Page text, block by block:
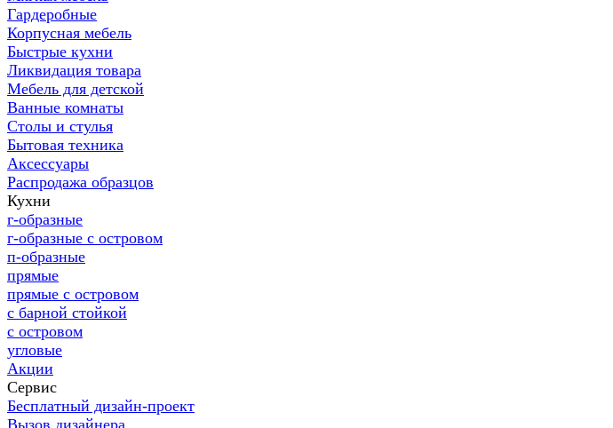
Гардеробные
Корпусная мебель
Быстрые кухни
Ликвидация товара
Мебель для детской
Ванные комнаты
Столы и стулья
Бытовая техника
Аксессуары
Распродажа образцов
Кухни
г-образные
г-образные с островом
п-образные
прямые
прямые с островом
с барной стойкой
с островом
угловые
Акции
Сервис
Бесплатный дизайн-проект
Вызов дизайнера